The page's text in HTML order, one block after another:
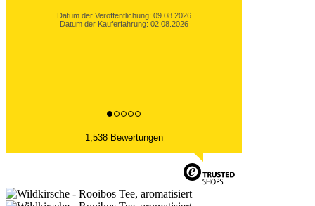
Bernd R., Ennepetal
1,538 Bewertungen